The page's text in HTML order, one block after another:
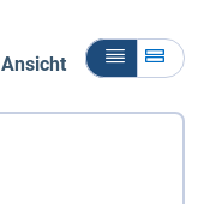
Ansicht